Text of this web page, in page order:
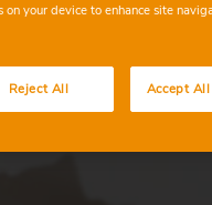
your device to enhance site
Reject All Accept